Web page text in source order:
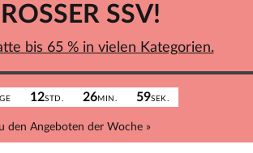
12STD. 26MIN. 59SEK.
den Angeboten der Woche »
SSV!
bis 65 % in vielen Kategorien.